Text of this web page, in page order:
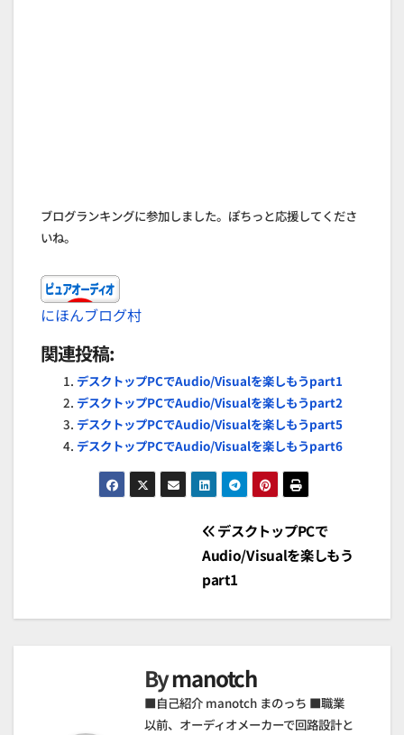
ブログランキングに参加しました。ぽちっと応援してくださ
いね。
にほんブログ村
関連投稿:
デスクトップPCでAudio/Visualを楽しもうpart1
デスクトップPCでAudio/Visualを楽しもうpart2
デスクトップPCでAudio/Visualを楽しもうpart5
デスクトップPCでAudio/Visualを楽しもうpart6
ナ
デスクトップPCで
Audio/Visualを楽しもう
part1
Bymanotch
■自己紹介 manotch まのっち ■職業
以前、オーディオメーカーで回路設計と